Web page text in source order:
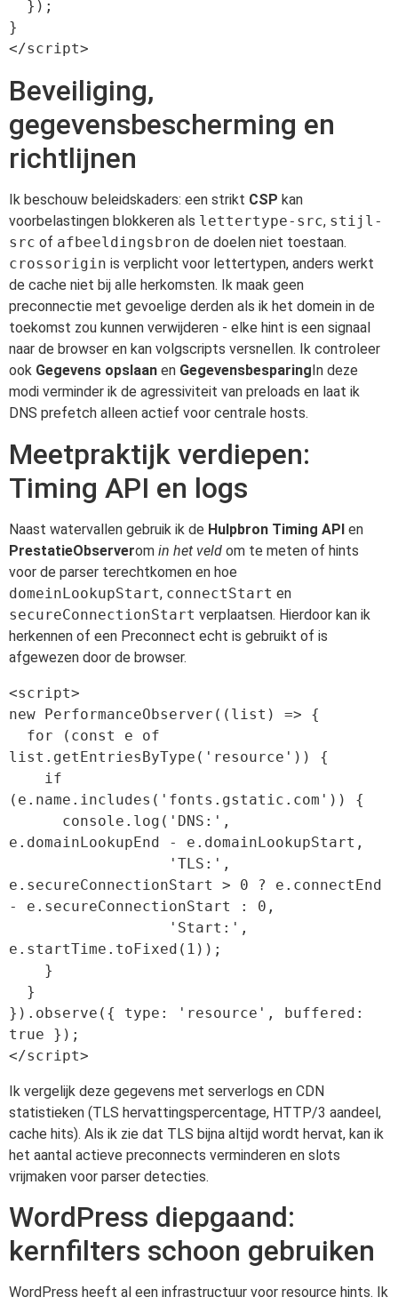
}
Beveiliging,
gegevensbescherming en
richtlijnen
Ik beschouw beleidskaders: een strikt CSP kan
voorbelastingen blokkeren als lettertype-src, stijl-
src of afbeeldingsbron de doelen niet toestaan.
crossorigin is verplicht voor lettertypen, anders werkt
de cache niet bij alle herkomsten. Ik maak geen
preconnectie met gevoelige derden als ik het domein in de
toekomst zou kunnen verwijderen - elke hint is een signaal
naar de browser en kan volgscripts versnellen. Ik controleer
ook Gegevens opslaan en Gegevensbesparing In deze
modi verminder ik de agressiviteit van preloads en laat ik
DNS prefetch alleen actief voor centrale hosts.
Meetpraktijk verdiepen:
Timing API en logs
Naast watervallen gebruik ik de Hulpbron Timing API en
PrestatieObserverom in het veld om te meten of hints
voor de parser terechtkomen en hoe
domeinLookupStart, connectStart en
secureConnectionStart verplaatsen. Hierdoor kan ik
herkennen of een Preconnect echt is gebruikt of is
afgewezen door de browser.
<script>
new PerformanceObserver((list) => {
list.getEntriesByType('resource')) {
(e.name.includes('fonts.gstatic.com')) {
e.domainLookupEnd - e.domainLookupStart,
e.secureConnectionStart > 0 ? e.connectEnd
- e.secureConnectionStart : 0,
e.startTime.toFixed(1));
}).observe({ type: 'resource', buffered:
true });
Ik vergelijk deze gegevens met serverlogs en CDN
statistieken (TLS hervattingspercentage, HTTP/3 aandeel,
cache hits). Als ik zie dat TLS bijna altijd wordt hervat, kan ik
het aantal actieve preconnects verminderen en slots
vrijmaken voor parser detecties.
WordPress diepgaand:
kernfilters schoon gebruiken
WordPress heeft al een infrastructuur voor resource hints. Ik